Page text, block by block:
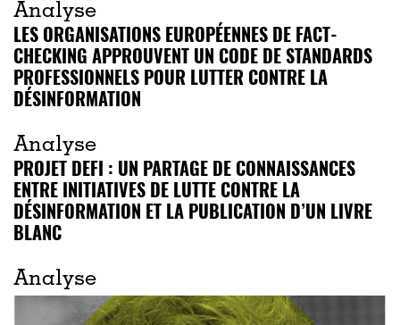
Analyse
LES ORGANISATIONS EUROPÉENNES DE FACT-
CHECKING APPROUVENT UN CODE DE STANDARDS
PROFESSIONNELS POUR LUTTER CONTRE LA
DÉSINFORMATION
Analyse
PROJET DEFI : UN PARTAGE DE CONNAISSANCES
ENTRE INITIATIVES DE LUTTE CONTRE LA
DÉSINFORMATION ET LA PUBLICATION D’UN LIVRE
BLANC
Analyse